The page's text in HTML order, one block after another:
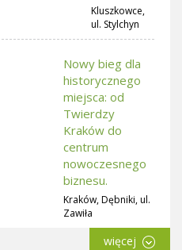
Kluszkowce,
ul. Stylchyn
Nowy bieg dla
historycznego
miejsca: od
Twierdzy
Kraków do
centrum
nowoczesnego
biznesu.
Kraków, Dębniki, ul.
Zawiła
więcej